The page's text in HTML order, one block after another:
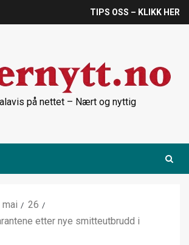
TIPS OSS – KLIKK HER
på nettet – Nært og nyttig
mai
26
etter nye smitteutbrudd i